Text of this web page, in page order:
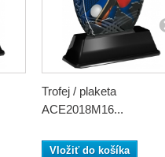
Trofej / plaketa
ACE2018M16...
Vložiť do košíka